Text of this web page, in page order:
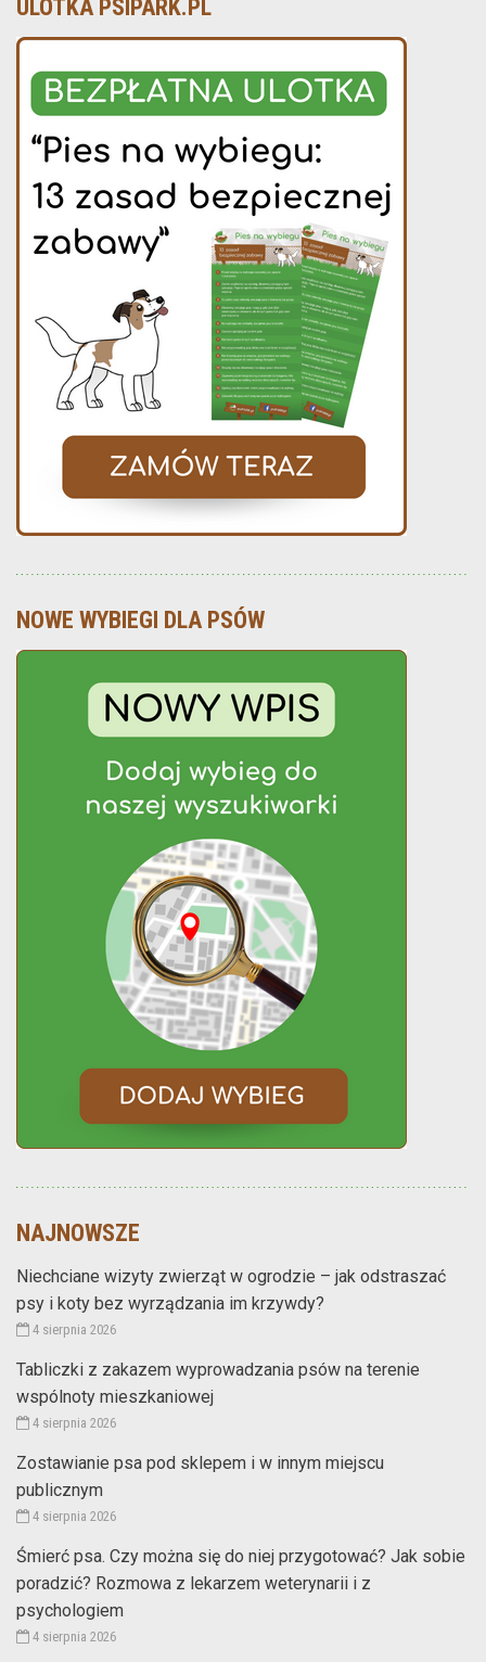
ULOTKA PSIPARK.PL
NOWE WYBIEGI DLA PSÓW
NAJNOWSZE
Niechciane wizyty zwierząt w ogrodzie – jak odstraszać
psy i koty bez wyrządzania im krzywdy?
4 sierpnia 2026
Tabliczki z zakazem wyprowadzania psów na terenie
wspólnoty mieszkaniowej
4 sierpnia 2026
Zostawianie psa pod sklepem i w innym miejscu
publicznym
4 sierpnia 2026
Śmierć psa. Czy można się do niej przygotować? Jak sobie
poradzić? Rozmowa z lekarzem weterynarii i z
psychologiem
4 sierpnia 2026